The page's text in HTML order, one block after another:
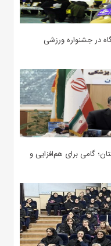
در جشنواره ورزشی
گامی برای هم‌افزایی و